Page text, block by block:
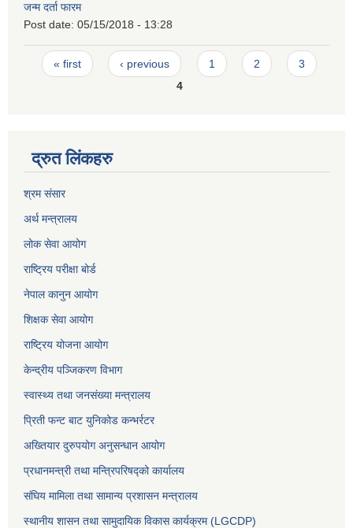
जन्म दर्ता फारम
Post date: 05/15/2018 - 13:28
Pages
« first ‹ previous 1 2
3
4
द्रुत लिंकहरु
श्रम संसार
अर्थ मन्त्रालय
लोक सेवा आयोग
राष्ट्रिय परीक्षा बोर्ड
नेपाल कानुन आयोग
शिक्षक सेवा आयोग
राष्ट्रिय योजना आयोग
केन्द्रीय पञ्जिकरण विभाग
स्वास्थ्य तथा जनसंख्या मन्त्रालय
प्रिती फन्ट बाट युनिकोड कन्भर्रटर
अख्तियार दुरुपयोग अनुसन्धान आयोग
प्रधानमन्त्री तथा मन्त्रिपरिषद्को कार्यालय
संघिय मामिला तथा सामान्य प्रशासन मन्त्रालय
स्थानीय शासन तथा सामुदायिक विकास कार्यक्रम (LGCDP)